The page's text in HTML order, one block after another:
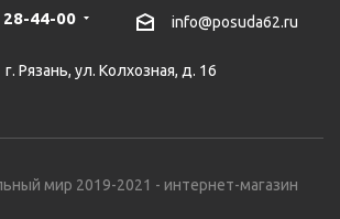
28-44-00 info@posuda62.ru
г. Рязань, ул. Колхозная, д. 16
мир 2019-2021 - интернет-магазин